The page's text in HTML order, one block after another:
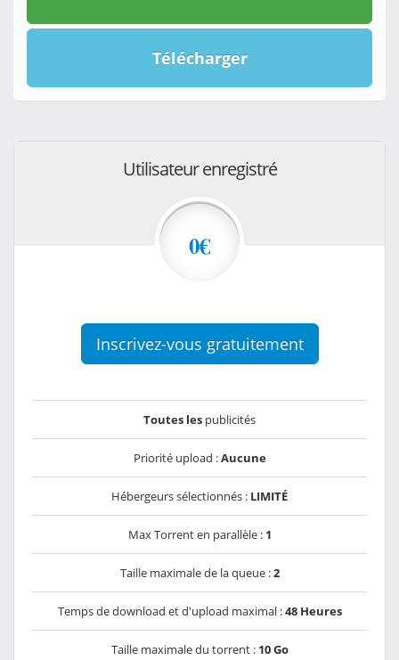
Télécharger
Utilisateur enregistré
0€
Inscrivez-vous gratuitement
Toutes les publicités
Priorité upload :Aucune
Hébergeurs sélectionnés : LIMITÉ
Max Torrent en parallèle : 1
Taille maximale de la queue :2
Temps de download et d'upload maximal :48 Heures
Taille maximale du torrent : 10 Go